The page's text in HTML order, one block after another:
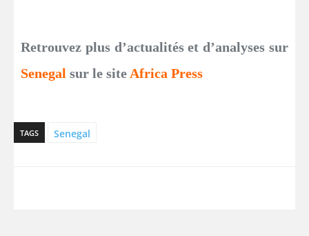
Retrouvez plus d’actualités et d’analyses sur
Senegal sur le site Africa Press
TAGS Senegal